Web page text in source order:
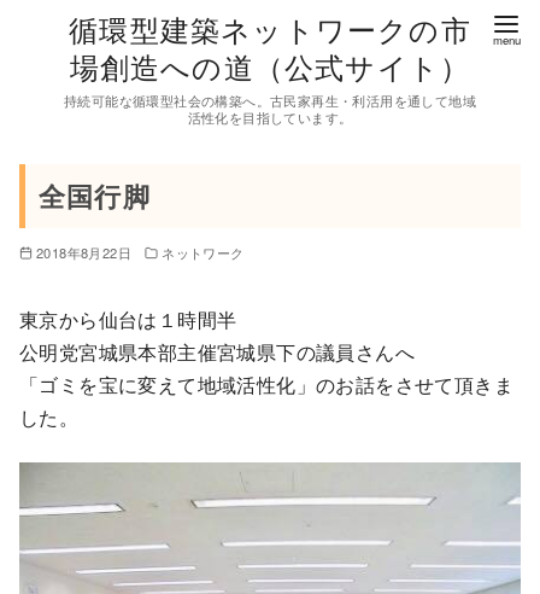
循環型建築ネットワークの市
場創造への道（公式サイト）
持続可能な循環型社会の構築へ。古民家再生・利活用を通して地域
活性化を目指しています。
全国行脚
2018年8月22日 ネットワーク
東京から仙台は１時間半
公明党宮城県本部主催宮城県下の議員さんへ
「ゴミを宝に変えて地域活性化」のお話をさせて頂きま
した。